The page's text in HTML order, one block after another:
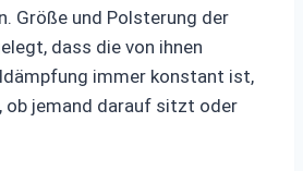
Größe und Polsterung der
dass die von ihnen
immer konstant ist,
ob jemand darauf sitzt oder